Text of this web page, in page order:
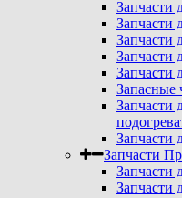
Запчасти
Запчасти
Запчасти
Запчасти
Запчасти
Запчасти
Запчасти
Запчасти
Запчасти